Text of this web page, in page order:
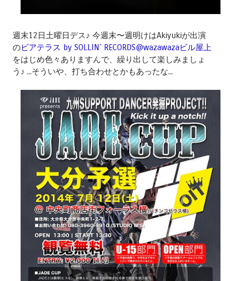
週末12日土曜日デス♪ 今週末〜週明けはAkiyukiが出演
のビアテラス by SOLLIN` RECORDS@wazawazaビル屋上
をはじめ色々ありますんで、繰り出して楽しみましょ
う♪ ...そういや、打ち合わせとかもあったな...